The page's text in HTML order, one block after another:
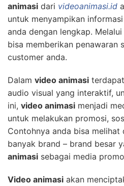
animasi dari videoanimasi.id
untuk menyampikan
anda dengan lengkap. Melalui
bisa memberikan penawaran
customer anda.
Dalam video animasi
audio visual yang interaktif,
ini, video animasi menjadi
untuk melakukan promosi,
Contohnya anda bisa
banyak brand – brand besar
animasi sebagai media
Video animasi akan